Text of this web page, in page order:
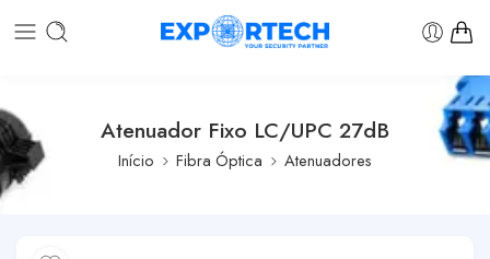
Atenuador Fixo LC/UPC 27dB
Início Fibra Óptica Atenuadores